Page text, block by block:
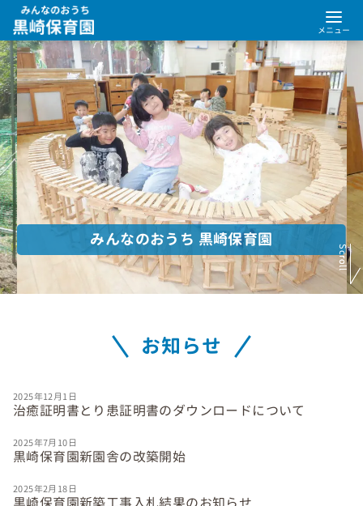
コ
ン
テ
ン
ツ
へ
移
動
Scroll
みんなのおうち 黒崎保育園
Scroll
お知らせ
2025年12月1日
治癒証明書とり患証明書のダウンロードについて
2025年7月10日
黒崎保育園新園舎の改築開始
2025年2月18日